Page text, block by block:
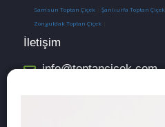
Samsun Toptan Çiçek
Şanlıurfa Toptan Çiçek
Zonguldak Toptan Çiçek
İletişim
info@toptancicek.com